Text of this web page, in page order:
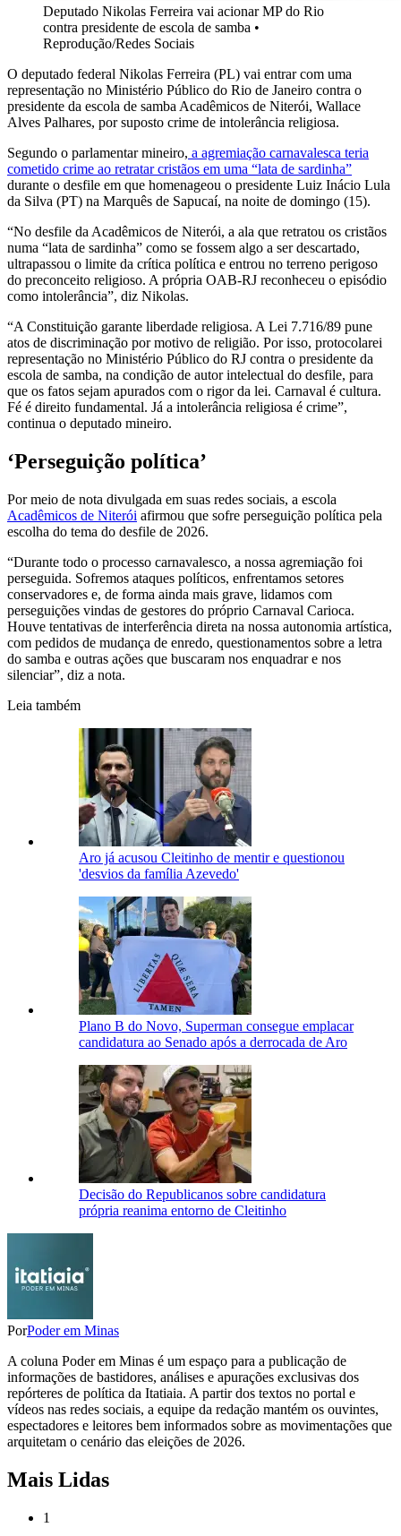
Deputado Nikolas Ferreira vai acionar MP do Rio
contra presidente de escola de samba •
Reprodução/Redes Sociais
O deputado federal Nikolas Ferreira (PL) vai entrar com uma
representação no Ministério Público do Rio de Janeiro contra o
presidente da escola de samba Acadêmicos de Niterói, Wallace
Alves Palhares, por suposto crime de intolerância religiosa.
Segundo o parlamentar mineiro, a agremiação carnavalesca teria
cometido crime ao retratar cristãos em uma “lata de sardinha”
durante o desfile em que homenageou o presidente Luiz Inácio Lula
da Silva (PT) na Marquês de Sapucaí, na noite de domingo (15).
“No desfile da Acadêmicos de Niterói, a ala que retratou os cristãos
numa “lata de sardinha” como se fossem algo a ser descartado,
ultrapassou o limite da crítica política e entrou no terreno perigoso
do preconceito religioso. A própria OAB-RJ reconheceu o episódio
como intolerância”, diz Nikolas.
“A Constituição garante liberdade religiosa. A Lei 7.716/89 pune
atos de discriminação por motivo de religião. Por isso, protocolarei
representação no Ministério Público do RJ contra o presidente da
escola de samba, na condição de autor intelectual do desfile, para
que os fatos sejam apurados com o rigor da lei. Carnaval é cultura.
Fé é direito fundamental. Já a intolerância religiosa é crime”,
continua o deputado mineiro.
‘Perseguição política’
Por meio de nota divulgada em suas redes sociais, a escola
Acadêmicos de Niterói afirmou que sofre perseguição política pela
escolha do tema do desfile de 2026.
“Durante todo o processo carnavalesco, a nossa agremiação foi
perseguida. Sofremos ataques políticos, enfrentamos setores
conservadores e, de forma ainda mais grave, lidamos com
perseguições vindas de gestores do próprio Carnaval Carioca.
Houve tentativas de interferência direta na nossa autonomia artística,
com pedidos de mudança de enredo, questionamentos sobre a letra
do samba e outras ações que buscaram nos enquadrar e nos
silenciar”, diz a nota.
Leia também
Aro já acusou Cleitinho de mentir e questionou
'desvios da família Azevedo'
Plano B do Novo, Superman consegue emplacar
candidatura ao Senado após a derrocada de Aro
Decisão do Republicanos sobre candidatura
própria reanima entorno de Cleitinho
PorPoder em Minas
A coluna Poder em Minas é um espaço para a publicação de
informações de bastidores, análises e apurações exclusivas dos
repórteres de política da Itatiaia. A partir dos textos no portal e
vídeos nas redes sociais, a equipe da redação mantém os ouvintes,
espectadores e leitores bem informados sobre as movimentações que
arquitetam o cenário das eleições de 2026.
Mais Lidas
1